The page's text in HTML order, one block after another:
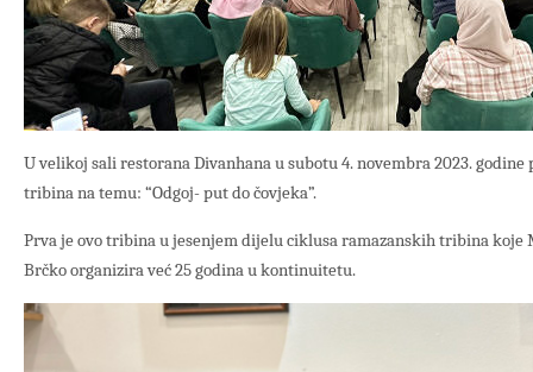
U velikoj sali restorana Divanhana u subotu 4. novembra 2023.
tribina na temu: “Odgoj- put do čovjeka”.
Prva je ovo tribina u jesenjem dijelu ciklusa ramazanskih tribina koje
Brčko organizira već 25 godina u kontinuitetu.